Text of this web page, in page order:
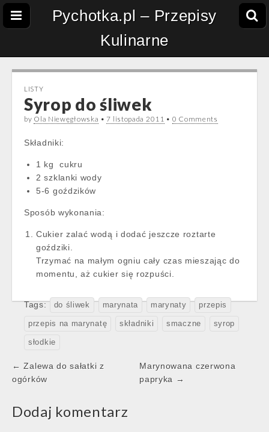
Pychotka.pl – Przepisy
Kulinarne
LISTY
Syrop do śliwek
by Ola Niewęgłowska •7 listopada 2011 • 0 Comments
Składniki:
1 kg cukru
2 szklanki wody
5-6 goździków
Sposób wykonania:
Cukier zalać wodą i dodać jeszcze roztarte
goździki.
Trzymać na małym ogniu cały czas mieszając do
momentu, aż cukier się rozpuści.
Tags: do śliwek marynata marynaty przepis
przepis na marynatę składniki smaczne syrop
słodkie
Post
navigation
← Zalewa do sałatki z
ogórków
Marynowana czerwona
papryka →
Dodaj komentarz